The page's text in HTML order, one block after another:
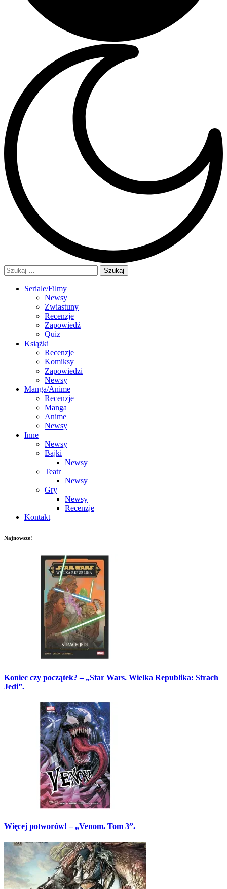
Szukaj:
Seriale/Filmy
Newsy
Zwiastuny
Recenzje
Zapowiedź
Quiz
Książki
Recenzje
Komiksy
Zapowiedzi
Newsy
Manga/Anime
Recenzje
Manga
Anime
Newsy
Inne
Newsy
Bajki
Newsy
Teatr
Newsy
Gry
Newsy
Recenzje
Kontakt
Najnowsze!
Koniec czy początek? – „Star Wars. Wielka Republika: Strach
Jedi”.
Więcej potworów! – „Venom. Tom 3”.